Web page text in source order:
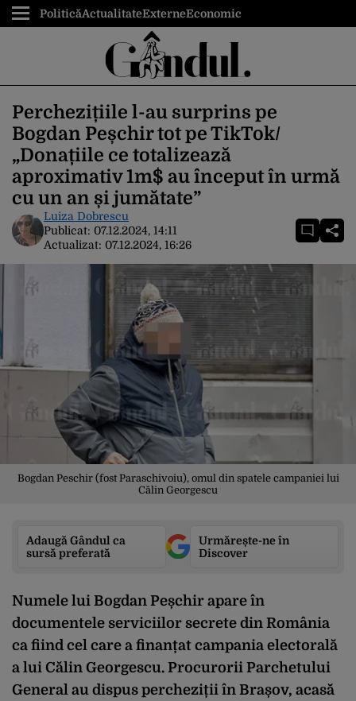
PoliticăActualitateExterneEconomic
Perchezițiile l-au surprins pe
Bogdan Peșchir tot pe TikTok/
„Donațiile ce totalizează
aproximativ 1m$ au început în urmă
cu un an și jumătate”
Luiza Dobrescu
Publicat: 07.12.2024, 14:11
Actualizat: 07.12.2024, 16:26
Bogdan Peschir (fost Paraschivoiu), omul din spatele campaniei lui
Călin Georgescu
Adaugă Gândul ca
sursă preferată
Urmărește-ne în
Discover
Numele lui Bogdan Peșchir apare în
documentele serviciilor secrete din România
ca fiind cel care a finanțat campania electorală
a lui Călin Georgescu. Procurorii Parchetului
General au dispus percheziții în Brașov, acasă